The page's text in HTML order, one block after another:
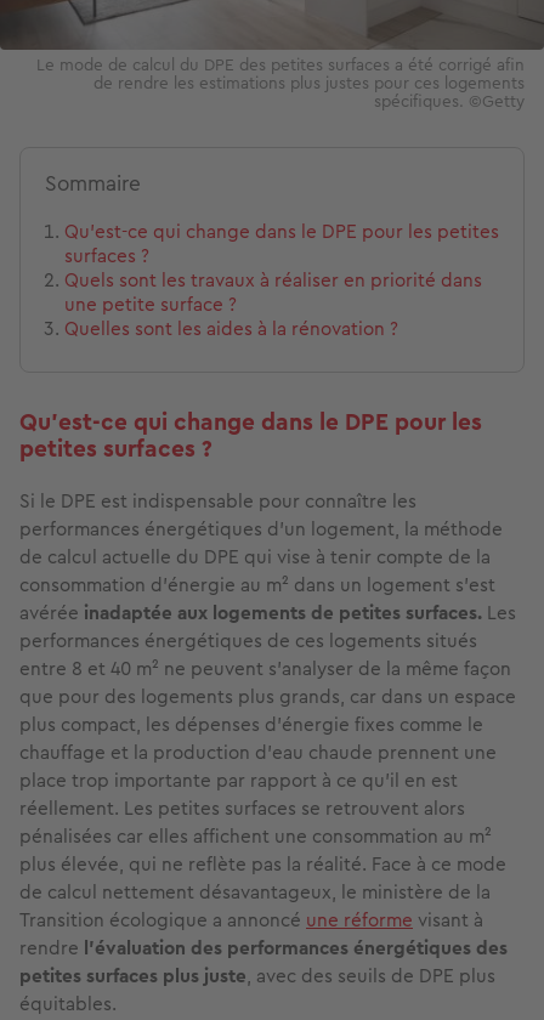
Le mode de calcul du DPE des petites surfaces a été corrigé afin
de rendre les estimations plus justes pour ces logements
spécifiques. ©Getty
Sommaire
Qu’est-ce qui change dans le DPE pour les petites
surfaces ?
Quels sont les travaux à réaliser en priorité dans
une petite surface ?
Quelles sont les aides à la rénovation ?
Qu’est-ce qui change dans le DPE pour les
petites surfaces ?
Si le DPE est indispensable pour connaître les
performances énergétiques d'un logement, la méthode
de calcul actuelle du DPE qui vise à tenir compte de la
consommation d’énergie au m² dans un logement s’est
avérée inadaptée aux logements de petites surfaces. Les
performances énergétiques de ces logements situés
entre 8 et 40 m² ne peuvent s’analyser de la même façon
que pour des logements plus grands, car dans un espace
plus compact, les dépenses d’énergie fixes comme le
chauffage et la production d’eau chaude prennent une
place trop importante par rapport à ce qu’il en est
réellement. Les petites surfaces se retrouvent alors
pénalisées car elles affichent une consommation au m²
plus élevée, qui ne reflète pas la réalité. Face à ce mode
de calcul nettement désavantageux, le ministère de la
Transition écologique a annoncé une réforme visant à
rendre l’évaluation des performances énergétiques des
petites surfaces plus juste, avec des seuils de DPE plus
équitables.